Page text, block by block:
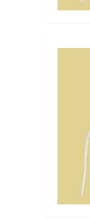
DEMEIAS